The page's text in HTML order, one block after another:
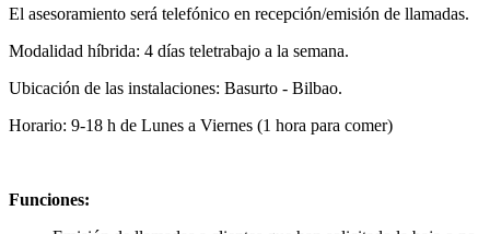
El asesoramiento será telefónico en recepción/emisión de llamadas.
Modalidad híbrida: 4 días teletrabajo a la semana.
Ubicación de las instalaciones: Basurto - Bilbao.
Horario: 9-18 h de Lunes a Viernes (1 hora para comer)
Funciones: